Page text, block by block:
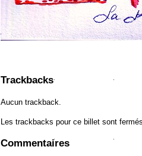
Trackbacks
Aucun trackback.
Les trackbacks pour ce billet sont
Commentaires